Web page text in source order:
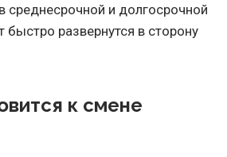
среднесрочной и долгосрочной
быстро развернутся в сторону
к смене